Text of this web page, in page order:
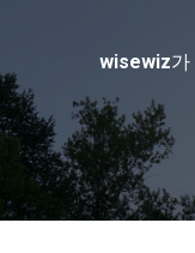
wisewiz가